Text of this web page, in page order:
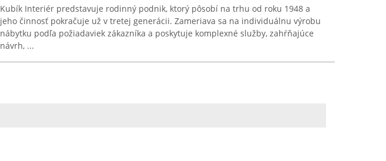
Kubík Interiér predstavuje rodinný podnik, ktorý pôsobí na trhu od roku 1948 a
jeho činnosť pokračuje už v tretej generácii. Zameriava sa na individuálnu výrobu
nábytku podľa požiadaviek zákazníka a poskytuje komplexné služby, zahŕňajúce
návrh, ...